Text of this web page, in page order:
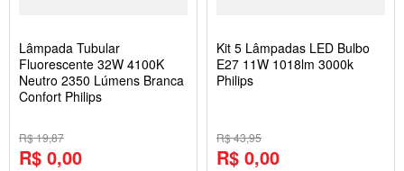
Lâmpada Tubular
Fluorescente 32W 4100K
Neutro 2350 Lúmens Branca
Confort Philips
R$ 19,87
R$ 0,00
Kit 5 Lâmpadas LED Bulbo
E27 11W 1018lm 3000k
Philips
R$ 43,95
R$ 0,00